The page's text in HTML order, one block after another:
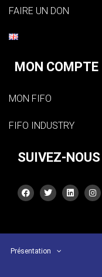
FAIRE UN DON
MON COMPTE
MON FIFO
FIFO INDUSTRY
SUIVEZ-NOUS
Présentation